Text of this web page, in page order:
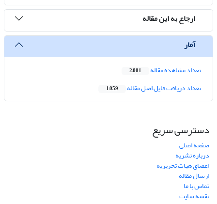
ارجاع به این مقاله
آمار
تعداد مشاهده مقاله 2,001
تعداد دریافت فایل اصل مقاله 1,059
دسترسی سریع
صفحه اصلی
درباره نشریه
اعضای هیات تحریریه
ارسال مقاله
تماس با ما
نقشه سایت